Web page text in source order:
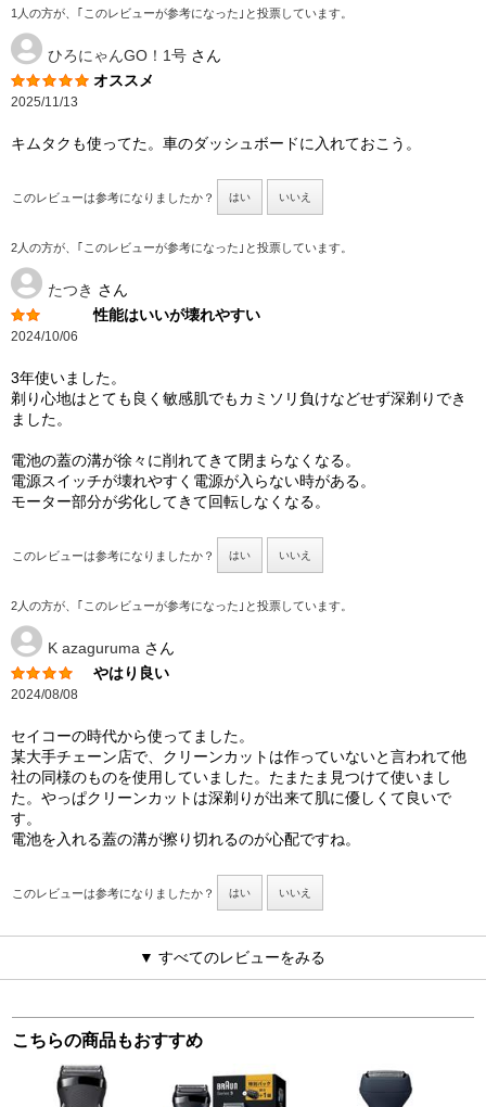
1人の方が、｢このレビューが参考になった｣と投票しています。
ひろにゃんGO！1号 さん
オススメ
2025/11/13
キムタクも使ってた。車のダッシュボードに入れておこう。
このレビューは参考になりましたか？ はい いいえ
2人の方が、｢このレビューが参考になった｣と投票しています。
たつき さん
性能はいいが壊れやすい
2024/10/06
3年使いました。
剃り心地はとても良く敏感肌でもカミソリ負けなどせず深剃りでき
ました。
電池の蓋の溝が徐々に削れてきて閉まらなくなる。
電源スイッチが壊れやすく電源が入らない時がある。
モーター部分が劣化してきて回転しなくなる。
このレビューは参考になりましたか？ はい いいえ
2人の方が、｢このレビューが参考になった｣と投票しています。
K azaguruma さん
やはり良い
2024/08/08
セイコーの時代から使ってました。
某大手チェーン店で、クリーンカットは作っていないと言われて他
社の同様のものを使用していました。たまたま見つけて使いまし
た。やっぱクリーンカットは深剃りが出来て肌に優しくて良いで
す。
電池を入れる蓋の溝が擦り切れるのが心配ですね。
このレビューは参考になりましたか？ はい いいえ
▼ すべてのレビューをみる
こちらの商品もおすすめ